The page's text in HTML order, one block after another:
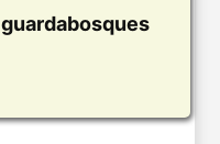
guardabosques